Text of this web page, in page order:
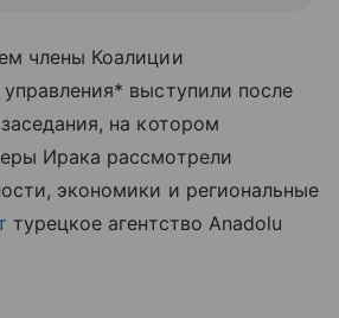
члены Коалиции
управления* выступили после
на котором
Ирака рассмотрели
экономики и региональные
турецкое агентство Anadolu